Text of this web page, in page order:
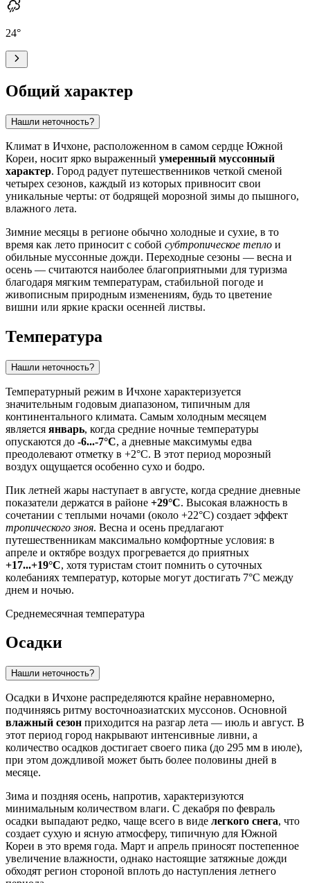
24°
Общий характер
Нашли неточность?
Климат в Ичхоне, расположенном в самом сердце Южной
Кореи, носит ярко выраженный умеренный муссонный
характер. Город радует путешественников четкой сменой
четырех сезонов, каждый из которых привносит свои
уникальные черты: от бодрящей морозной зимы до пышного,
влажного лета.
Зимние месяцы в регионе обычно холодные и сухие, в то
время как лето приносит с собой субтропическое тепло и
обильные муссонные дожди. Переходные сезоны — весна и
осень — считаются наиболее благоприятными для туризма
благодаря мягким температурам, стабильной погоде и
живописным природным изменениям, будь то цветение
вишни или яркие краски осенней листвы.
Температура
Нашли неточность?
Температурный режим в Ичхоне характеризуется
значительным годовым диапазоном, типичным для
континентального климата. Самым холодным месяцем
является январь, когда средние ночные температуры
опускаются до -6...-7°C, а дневные максимумы едва
преодолевают отметку в +2°C. В этот период морозный
воздух ощущается особенно сухо и бодро.
Пик летней жары наступает в августе, когда средние дневные
показатели держатся в районе +29°C. Высокая влажность в
сочетании с теплыми ночами (около +22°C) создает эффект
тропического зноя. Весна и осень предлагают
путешественникам максимально комфортные условия: в
апреле и октябре воздух прогревается до приятных
+17...+19°C, хотя туристам стоит помнить о суточных
колебаниях температур, которые могут достигать 7°C между
днем и ночью.
Среднемесячная температура
Осадки
Нашли неточность?
Осадки в Ичхоне распределяются крайне неравномерно,
подчиняясь ритму восточноазиатских муссонов. Основной
влажный сезон приходится на разгар лета — июль и август. В
этот период город накрывают интенсивные ливни, а
количество осадков достигает своего пика (до 295 мм в июле),
при этом дождливой может быть более половины дней в
месяце.
Зима и поздняя осень, напротив, характеризуются
минимальным количеством влаги. С декабря по февраль
осадки выпадают редко, чаще всего в виде легкого снега, что
создает сухую и ясную атмосферу, типичную для Южной
Кореи в это время года. Март и апрель приносят постепенное
увеличение влажности, однако настоящие затяжные дожди
обходят регион стороной вплоть до наступления летнего